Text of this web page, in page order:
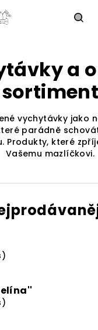
a
sortiment
vychytávky jako
parádně
Produkty, které
Vašemu mazlíčkovi.